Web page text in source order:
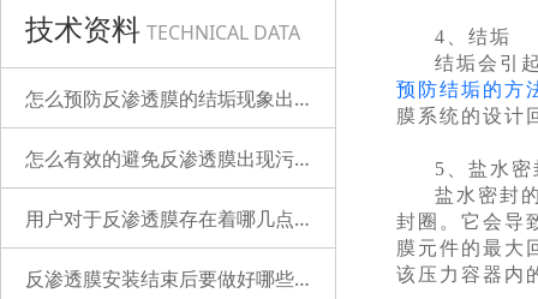
技术资料 TECHNICAL DATA
怎么预防反渗透膜的结垢现象出现？
怎么有效的避免反渗透膜出现污染？
用户对于反渗透膜存在着哪几点误解？
反渗透膜安装结束后要做好哪些检查的工作？
4、结垢
结垢会引
预防结垢的方
膜系统的设计
5、盐水
盐水密封
封圈。它会导
膜元件的最大
该压力容器内